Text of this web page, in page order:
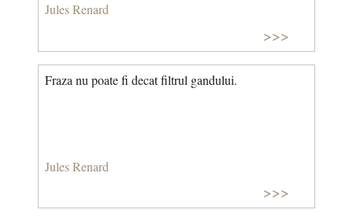
Jules Renard
>>>
Fraza nu poate fi decat filtrul gandului.
Jules Renard
>>>